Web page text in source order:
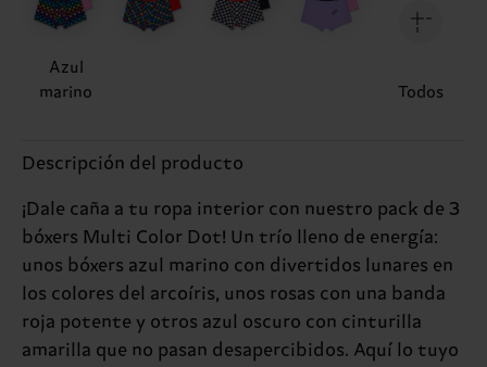
Azul
marino
Todos
Descripción del producto
¡Dale caña a tu ropa interior con nuestro pack de 3
bóxers Multi Color Dot! Un trío lleno de energía:
unos bóxers azul marino con divertidos lunares en
los colores del arcoíris, unos rosas con una banda
roja potente y otros azul oscuro con cinturilla
amarilla que no pasan desapercibidos. Aquí lo tuyo